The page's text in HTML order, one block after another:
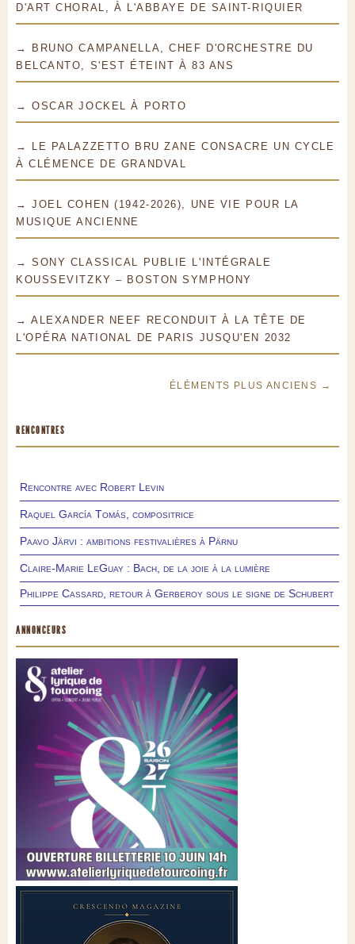
D'ART CHORAL, À L'ABBAYE DE SAINT-RIQUIER
→ BRUNO CAMPANELLA, CHEF D'ORCHESTRE DU
BELCANTO, S'EST ÉTEINT À 83 ANS
→ OSCAR JOCKEL À PORTO
→ LE PALAZZETTO BRU ZANE CONSACRE UN CYCLE
À CLÉMENCE DE GRANDVAL
→ JOEL COHEN (1942-2026), UNE VIE POUR LA
MUSIQUE ANCIENNE
→ SONY CLASSICAL PUBLIE L'INTÉGRALE
KOUSSEVITZKY – BOSTON SYMPHONY
→ ALEXANDER NEEF RECONDUIT À LA TÊTE DE
L'OPÉRA NATIONAL DE PARIS JUSQU'EN 2032
ÉLÉMENTS PLUS ANCIENS →
RENCONTRES
Rencontre avec Robert Levin
Raquel García Tomás, compositrice
Paavo Järvi : ambitions festivalières à Pärnu
Claire-Marie LeGuay : Bach, de la joie à la lumière
Philippe Cassard, retour à Gerberoy sous le signe de Schubert
ANNONCEURS